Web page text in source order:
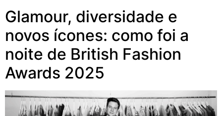
Glamour, diversidade e
novos ícones: como foi a
noite de British Fashion
Awards 2025